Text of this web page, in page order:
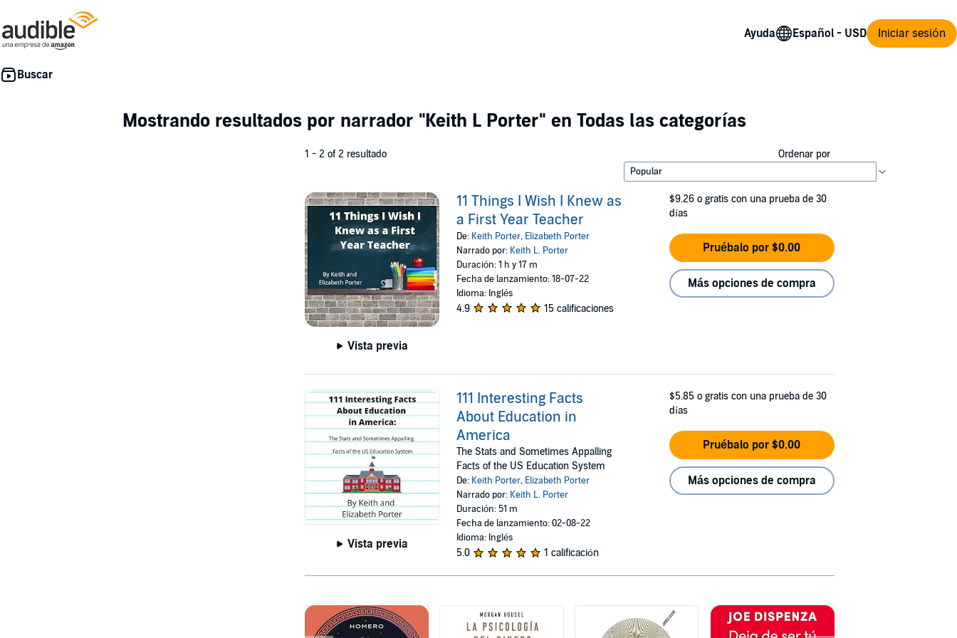
Ayuda Iniciar sesión
Mostrando resultados por narrador "Keith L Porter" en Todas las categorías
1 - 2 of 2 resultado Ordenar por
Vista previa
11 Things I Wish I Knew as
a First Year Teacher
De: Keith Porter, Elizabeth Porter
Narrado por: Keith L. Porter
Duración: 1 h y 17 m
Fecha de lanzamiento: 18-07-22
Idioma: Inglés
4.9 15 calificaciones
$9.26 o gratis con una prueba de 30
días
Pruébalo por $0.00
Más opciones de compra
Vista previa
111 Interesting Facts
About Education in
America
The Stats and Sometimes Appalling
Facts of the US Education System
De: Keith Porter, Elizabeth Porter
Narrado por: Keith L. Porter
Duración: 51 m
Fecha de lanzamiento: 02-08-22
Idioma: Inglés
5.0 1 calificación
$5.85 o gratis con una prueba de 30
días
Pruébalo por $0.00
Más opciones de compra